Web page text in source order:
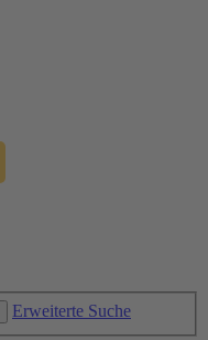
Erweiterte Suche